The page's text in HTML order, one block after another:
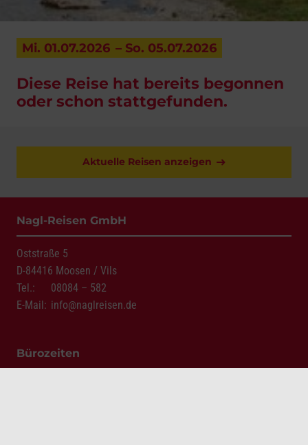
Mi. 01.07.2026 – So. 05.07.2026
Diese Reise hat bereits begonnen
oder schon stattgefunden.
Aktuelle Reisen anzeigen
Nagl-Reisen GmbH
Oststraße 5
D-84416 Moosen / Vils
Tel.:
E-Mail:
08084 – 582
info@naglreisen.de
Bürozeiten